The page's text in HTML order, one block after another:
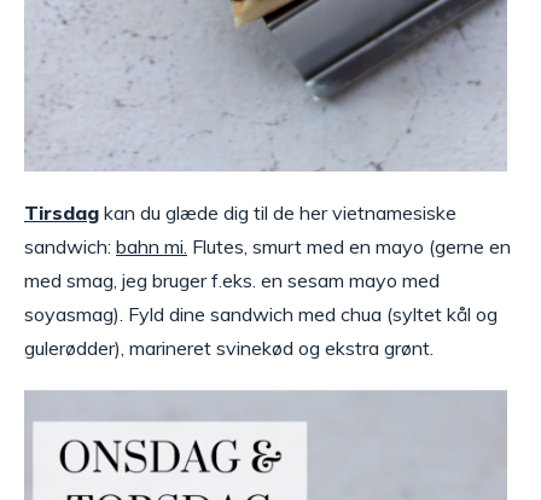
Tirsdag kan du glæde dig til de her vietnamesiske
sandwich: bahn mi. Flutes, smurt med en mayo (gerne en
med smag, jeg bruger f.eks. en sesam mayo med
soyasmag). Fyld dine sandwich med chua (syltet kål og
gulerødder), marineret svinekød og ekstra grønt.